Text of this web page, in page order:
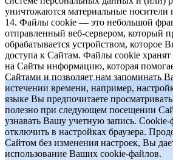
уничтожаются материальные носители
14. Файлы cookie — это небольшой
отправленный веб-сервером, который
обрабатывается устройством, которое
доступа к Сайтам. Файлы cookie
на Сайты информацию, которая
Сайтами и позволяет нам запоминать
истечении времени, например,
языке Вы предпочитаете
полезно при следующем посещении
узнавать Вашу учетную запись.
отключить в настройках браузера.
Сайтом без изменения настроек, Вы
использование Ваших cookie-файлов.